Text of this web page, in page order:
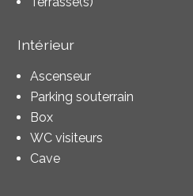
Intérieur
Ascenseur
Parking souterrain
Box
WC visiteurs
Cave